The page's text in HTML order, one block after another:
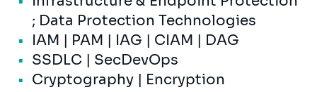
; Data Protection Technologies
IAM | PAM | IAG | CIAM | DAG
SSDLC | SecDevOps
Cryptography | Encryption